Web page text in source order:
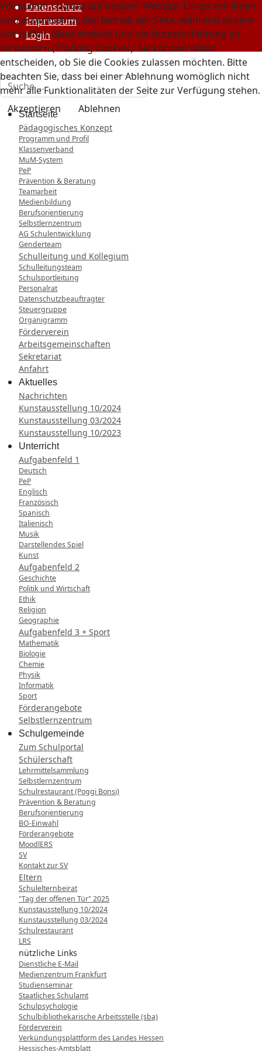
Datenschutz
Impressum
Login
Suchen
Startseite
Pädagogisches Konzept
Programm und Profil
Klassenverband
MuM-System
PeP
Prävention & Beratung
Teamarbeit
Medienbildung
Berufsorientierung
Selbstlernzentrum
AG Schulentwicklung
Genderteam
Schulleitung und Kollegium
Schulleitungsteam
Schulsportleitung
Personalrat
Datenschutzbeauftragter
Steuergruppe
Organigramm
Förderverein
Arbeitsgemeinschaften
Sekretariat
Anfahrt
Aktuelles
Nachrichten
Kunstausstellung 10/2024
Kunstausstellung 03/2024
Kunstausstellung 10/2023
Unterricht
Aufgabenfeld 1
Deutsch
PeP
Englisch
Französisch
Spanisch
Italienisch
Musik
Darstellendes Spiel
Kunst
Aufgabenfeld 2
Geschichte
Politik und Wirtschaft
Ethik
Religion
Geographie
Aufgabenfeld 3 + Sport
Mathematik
Biologie
Chemie
Physik
Informatik
Sport
Förderangebote
Selbstlernzentrum
Schulgemeinde
Zum Schulportal
Schülerschaft
Lehrmittelsammlung
Selbstlernzentrum
Schulrestaurant (Poggi Bonsi)
Prävention & Beratung
Berufsorientierung
BO-Einwahl
Förderangebote
MoodlERS
SV
Kontakt zur SV
Eltern
Schulelternbeirat
"Tag der offenen Tür" 2025
Kunstausstellung 10/2024
Kunstausstellung 03/2024
Schulrestaurant
LRS
nützliche Links
Dienstliche E-Mail
Medienzentrum Frankfurt
Studienseminar
Staatliches Schulamt
Schulpsychologie
Schulbibliothekarische Arbeitsstelle (sba)
Förderverein
Verkündungsplattform des Landes Hessen
Hessisches-Amtsblatt
Wir nutzen Cookies auf unserer Website. Einige von ihnen
sind essenziell für den Betrieb der Seite, während andere
uns helfen, diese Website und die Nutzererfahrung zu
verbessern (Tracking Cookies). Sie können selbst
entscheiden, ob Sie die Cookies zulassen möchten. Bitte
beachten Sie, dass bei einer Ablehnung womöglich nicht
mehr alle Funktionalitäten der Seite zur Verfügung stehen.
Akzeptieren
Ablehnen